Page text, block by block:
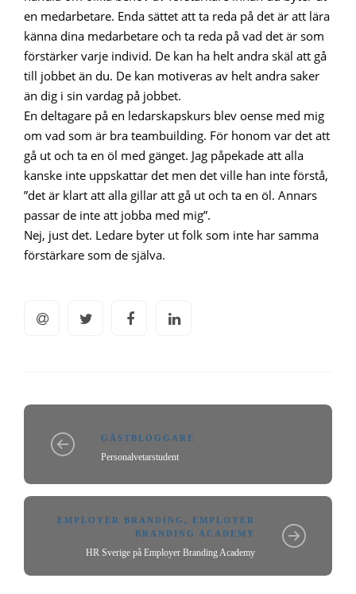
en medarbetare. Enda sättet att ta reda på det är att lära
känna dina medarbetare och ta reda på vad det är som
förstärker varje individ. De kan ha helt andra skäl att gå
till jobbet än du. De kan motiveras av helt andra saker
än dig i sin vardag på jobbet.
En deltagare på en ledarskapskurs blev oense med mig
om vad som är bra teambuilding. För honom var det att
gå ut och ta en öl med gänget. Jag påpekade att alla
kanske inte uppskattar det men det ville han inte förstå,
”det är klart att alla gillar att gå ut och ta en öl. Annars
passar de inte att jobba med mig”.
Nej, just det. Ledare byter ut folk som inte har samma
förstärkare som de själva.
GÄSTBLOGGARE
Personalvetarstudent
EMPLOYER BRANDING , EMPLOYER
BRANDING ACADEMY
HR Sverige på Employer Branding Academy